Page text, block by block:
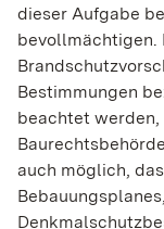
dieser Aufgabe
bevollmächtigen.
Bestimmungen
beachtet werden,
auch möglich,